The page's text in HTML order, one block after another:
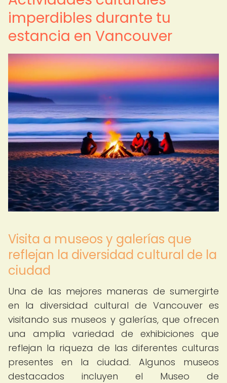
imperdibles durante tu
estancia en Vancouver
Visita a museos y galerías que
reflejan la diversidad cultural de la
ciudad
Una de las mejores maneras de sumergirte
en la diversidad cultural de Vancouver es
visitando sus museos y galerías, que ofrecen
una amplia variedad de exhibiciones que
reflejan la riqueza de las diferentes culturas
presentes en la ciudad. Algunos museos
destacados incluyen el Museo de